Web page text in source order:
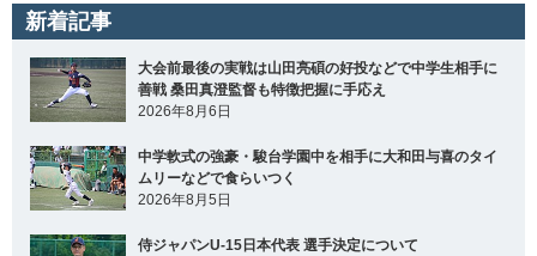
新着記事
大会前最後の実戦は山田亮碩の好投などで中学生相手に
善戦 桑田真澄監督も特徴把握に手応え
2026年8月6日
中学軟式の強豪・駿台学園中を相手に大和田与喜のタイ
ムリーなどで食らいつく
2026年8月5日
侍ジャパンU-15日本代表 選手決定について